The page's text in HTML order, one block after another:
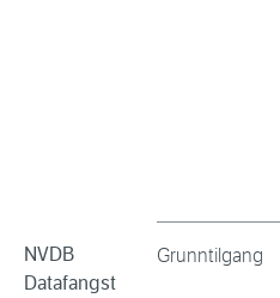
NVDB
Datafangst
Grunntilgang